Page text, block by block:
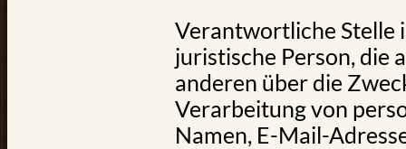
Verantwortliche Stelle
juristische Person, die
anderen über die
Verarbeitung von
Namen, E-Mail-